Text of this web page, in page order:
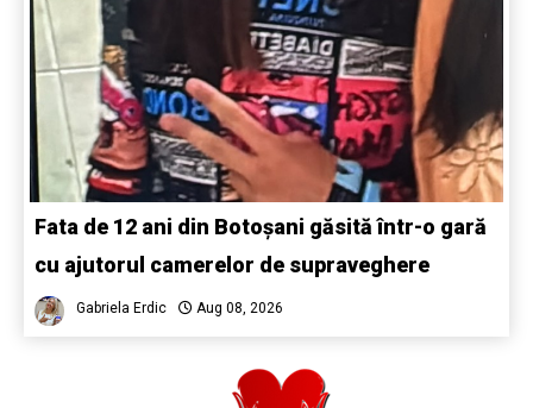
Fata de 12 ani din Botoșani găsită într-o gară
cu ajutorul camerelor de supraveghere
Gabriela Erdic Aug 08, 2026